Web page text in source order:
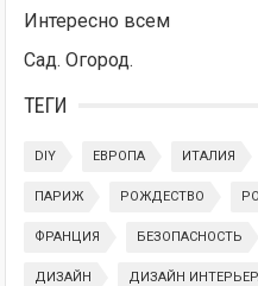
Интересно всем
Сад. Огород.
ТЕГИ
DIY ЕВРОПА ИТАЛИЯ
ПАРИЖ РОЖДЕСТВО
ФРАНЦИЯ БЕЗОПАСНОСТЬ
ДИЗАЙН ДИЗАЙН